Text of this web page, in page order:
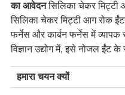
का आवेदनसिलिका चेकर मिट्टी
सिलिका चेकर मिट्टी आग रोक ईंट
फर्नेस और कार्बन फर्नेस में
विज्ञान उद्योग में, इसे नोजल ईंट
हमारा चयन क्यों